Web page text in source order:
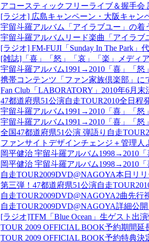
アコースティックフリーライブ＆握手会
[ラジオ] 広島キャンペーン・大阪キャン
宇留斗羅アルバム「アイラブユー」の
宇留斗羅アルバムリード楽曲「アイラブ
[ラジオ] FM-FUJI「Sunday In The Park
[雑誌]「喜」「怒」「哀」「楽」メディ
宇留斗羅アルバム1991→2010「喜」「怒
携帯コンテンツ「ファン家族倶楽部」に
Fan Club「LABORATORY」2010年6月末
47都道府県51公演自走TOUR2010全日程
宇留斗羅アルバム1991→2010「喜」「
宇留斗羅アルバム1991→2010「喜」「
全国47都道府県51公演 弾語り自走
ファンサイトデザインチェンジ＋管理人
岡平健治 宇留斗羅アルバム1998→2010
岡平健治 宇留斗羅アルバム1998→2010
自走TOUR2009DVD@NAGOYA本日リ
第三弾！47都道府県51公演自走
自走TOUR2009DVD@NAGOYA2曲先行
自走TOUR2009DVD@NAGOYA詳細公
[ラジオ]TFM「Blue Ocean」生ゲスト出
TOUR 2009 OFFICIAL BOOK予約期間延
TOUR 2009 OFFICIAL BOOK予約特典決